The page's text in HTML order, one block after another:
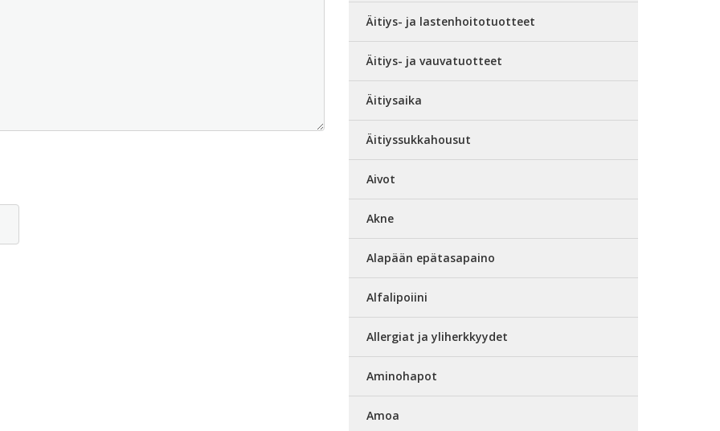
Äitiys- ja lastenhoitotuotteet
Äitiys- ja vauvatuotteet
Äitiysaika
Äitiyssukkahousut
Aivot
Akne
Alapään epätasapaino
Alfalipoiini
Allergiat ja yliherkkyydet
Aminohapot
Amoa